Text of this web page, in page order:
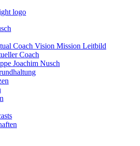
Coach Vision Mission Leitbild
Coach
Joachim Nusch